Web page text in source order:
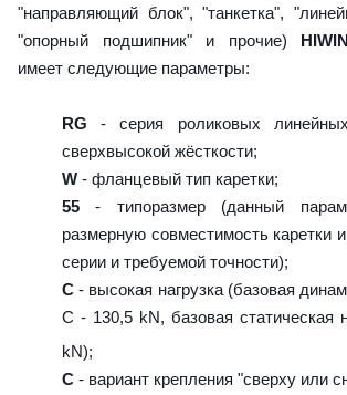
"направляющий блок", "танкетка",
"опорный подшипник" и прочие)
имеет следующие параметры:
RG - серия роликовых
сверхвысокой жёсткости;
W - фланцевый тип каретки;
55 - типоразмер (данный
размерную совместимость каретки
серии и требуемой точности);
C - высокая нагрузка (базовая
C - 130,5 kN, базовая статическая
kN);
C - вариант крепления "сверху или